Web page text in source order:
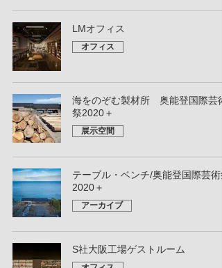
LMオフィス
オフィス
海をのぞむ製材所 奥能登国際芸術
祭2020＋
展示空間
テーブル・ベンチ/奥能登国際芸術
2020＋
アーカイブ
S社大阪工場ゲストルーム